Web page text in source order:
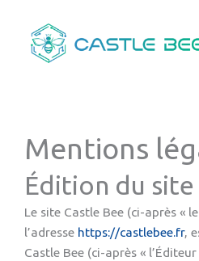
contenu
Mentions
Édition du
Le site Castle Bee (ci-après «
l’adresse https://castlebee.fr,
Castle Bee (ci-après «